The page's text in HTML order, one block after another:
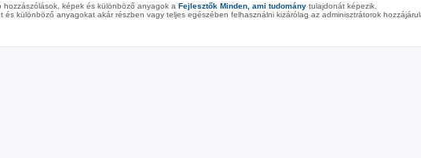
hozzászólások, képek és különböző anyagok a Fejlesztők Minden, ami tudomány tulajdonát képezik.
különböző anyagokat akár részben vagy teljes egészében felhasználni kizárólag az adminisztrátorok